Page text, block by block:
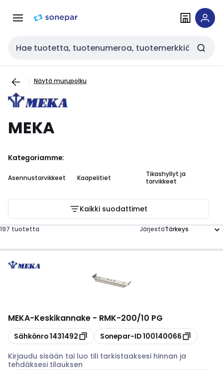
navigointiinsisältöön
Haku
Näytä murupolku
MEKA
Kategoriamme:
Asennustarvikkeet Kaapelitiet
Tikashyllyt ja
tarvikkeet
Kaikki suodattimet
197 tuotetta Järjestä
MEKA-Keskikannake - RMK-200/10 PG
Kopioi
Sähkönro1431492 Kopioi
Sonepar-ID100140066
Kirjaudu sisään tai luo tili tarkistaaksesi hinnan ja
tehdäksesi tilauksen